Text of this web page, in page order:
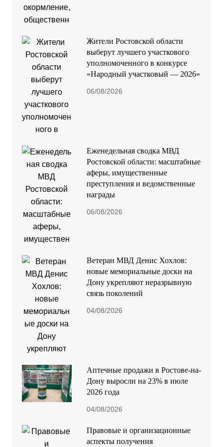
Жители Ростовской области
выберут лучшего участкового
уполномоченного в конкурсе
«Народный участковый — 2026»
06/08/2026
Еженедельная сводка МВД
Ростовской области: масштабные
аферы, имущественные
преступления и ведомственные
награды
06/08/2026
Ветеран МВД Денис Хохлов:
новые мемориальные доски на
Дону укрепляют неразрывную
связь поколений
04/08/2026
Аптечные продажи в Ростове-на-
Дону выросли на 23% в июле
2026 года
04/08/2026
Правовые и организационные
аспекты получения